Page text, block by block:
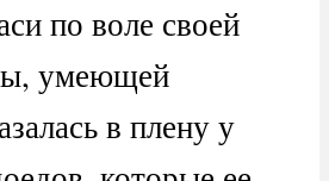
по воле своей
умеющей
в плену у